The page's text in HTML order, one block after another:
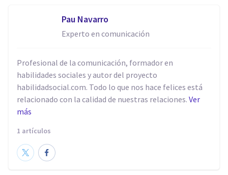
Pau Navarro
Experto en comunicación
Profesional de la comunicación, formador en
habilidades sociales y autor del proyecto
habilidadsocial.com. Todo lo que nos hace felices está
relacionado con la calidad de nuestras relaciones. Ver
más
1 artículos